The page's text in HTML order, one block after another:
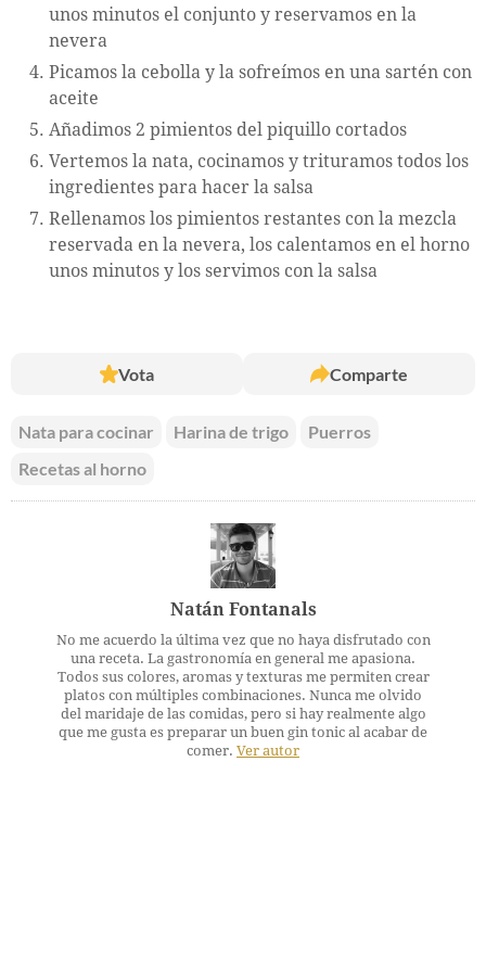
unos minutos el conjunto y reservamos en la
nevera
Picamos la cebolla y la sofreímos en una sartén con
aceite
Añadimos 2 pimientos del piquillo cortados
Vertemos la nata, cocinamos y trituramos todos los
ingredientes para hacer la salsa
Rellenamos los pimientos restantes con la mezcla
reservada en la nevera, los calentamos en el horno
unos minutos y los servimos con la salsa
Vota Comparte
Nata para cocinar Harina de trigo
Puerros
Recetas al horno
Natán Fontanals
No me acuerdo la última vez que no haya disfrutado con
una receta. La gastronomía en general me apasiona.
Todos sus colores, aromas y texturas me permiten crear
platos con múltiples combinaciones. Nunca me olvido
del maridaje de las comidas, pero si hay realmente algo
que me gusta es preparar un buen gin tonic al acabar de
comer. Ver autor